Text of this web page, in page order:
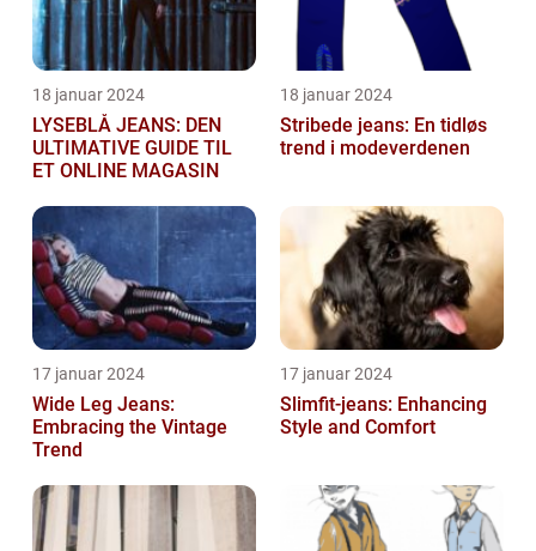
18 januar 2024
LYSEBLÅ JEANS: DEN
ULTIMATIVE GUIDE TIL
ET ONLINE MAGASIN
18 januar 2024
Stribede jeans: En tidløs
trend i modeverdenen
17 januar 2024
Wide Leg Jeans:
Embracing the Vintage
Trend
17 januar 2024
Slimfit-jeans: Enhancing
Style and Comfort